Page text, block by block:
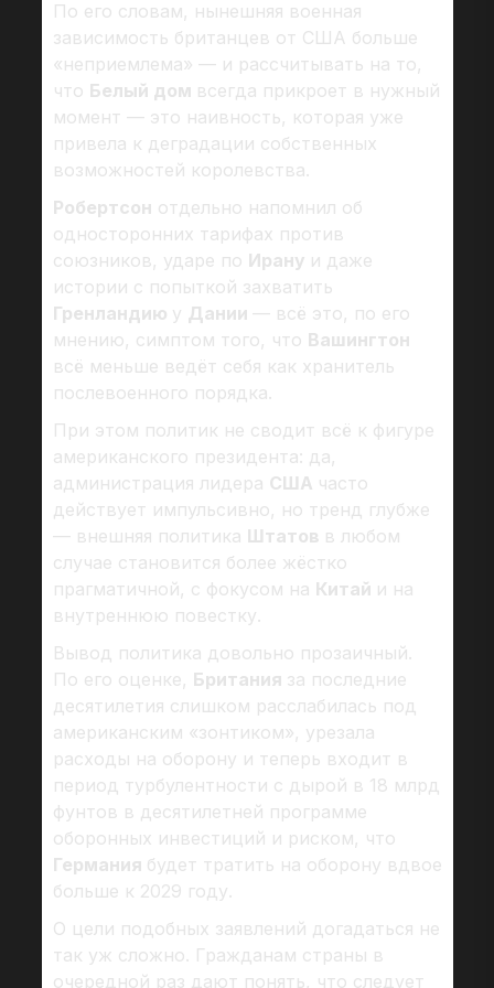
По его словам, нынешняя военная
зависимость британцев от США больше
«неприемлема» — и рассчитывать на то,
что Белый дом всегда прикроет в нужный
момент — это наивность, которая уже
привела к деградации собственных
возможностей королевства.
Робертсон отдельно напомнил об
односторонних тарифах против
союзников, ударе по Ирану и даже
истории с попыткой захватить
Гренландию у Дании — всё это, по его
мнению, симптом того, что Вашингтон
всё меньше ведёт себя как хранитель
послевоенного порядка.
При этом политик не сводит всё к фигуре
американского президента: да,
администрация лидера США часто
действует импульсивно, но тренд глубже
— внешняя политика Штатов в любом
случае становится более жёстко
прагматичной, с фокусом на Китай и на
внутреннюю повестку.
Вывод политика довольно прозаичный.
По его оценке, Британия за последние
десятилетия слишком расслабилась под
американским «зонтиком», урезала
расходы на оборону и теперь входит в
период турбулентности с дырой в 18 млрд
фунтов в десятилетней программе
оборонных инвестиций и риском, что
Германия будет тратить на оборону вдвое
больше к 2029 году.
О цели подобных заявлений догадаться не
так уж сложно. Гражданам страны в
очередной раз дают понять, что следует